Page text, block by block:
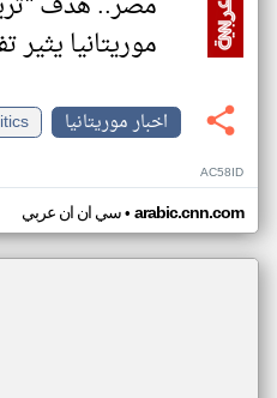
موريتانيا يثير
اخبار موريتانيا
AC58ID
سي ان ان عربي• arabic.cnn.com